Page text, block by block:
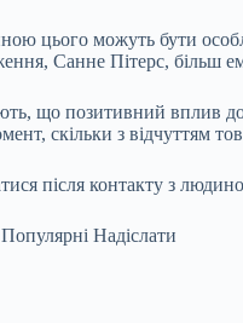
цього можуть бути
Санне Пітерс, більш
що позитивний вплив
скільки з відчуттям
після контакту з
Надіслати